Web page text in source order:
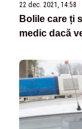
22 dec. 2021, 14:58
Bolile care ți
medic dacă